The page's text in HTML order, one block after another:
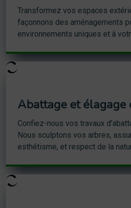
Transformez vos espaces
façonnons des aménagements
environnements uniques et à
Abattage et élagage
Confiez-nous vos travaux
Nous sculptons vos arbres,
esthétisme, et respect de la